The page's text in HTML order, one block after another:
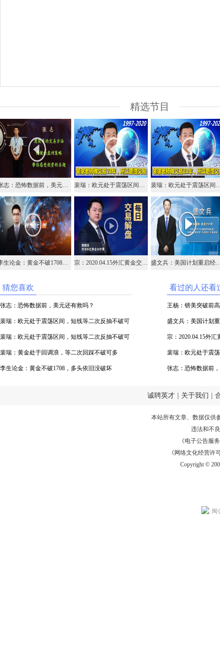
精选节目
张志：恐怖数据前，美元还有救吗？ 裴瑞：欧元处于震荡区间，短线等二次反抽不破可空 裴瑞：欧元处于震荡区间，
李生论金：黄金不破1708，多头依旧没破坏 宗：2020.04.15外汇黄金交易解盘 盛文兵：美国计划重启经
猜您喜欢
张志：恐怖数据前，美元还有救吗？
裴瑞：欧元处于震荡区间，短线等二次反抽不破可
空
裴瑞：欧元处于震荡区间，短线等二次反抽不破可
空
裴瑞：黄金处于回调浪，等二次回踩不破可多
李生论金：黄金不破1708，多头依旧没破坏
看过的人还看
王杨：镑美突破前
场！
盛文兵：美国计划
宗：2020.04.15外汇
裴瑞：欧元处于震
空
张志：恐怖数据前
诚聘英才 关于我们
本站所有文章、数据仅供
违法和不
《电子公告服务
《网络文化经营许
Copyright ©
闽